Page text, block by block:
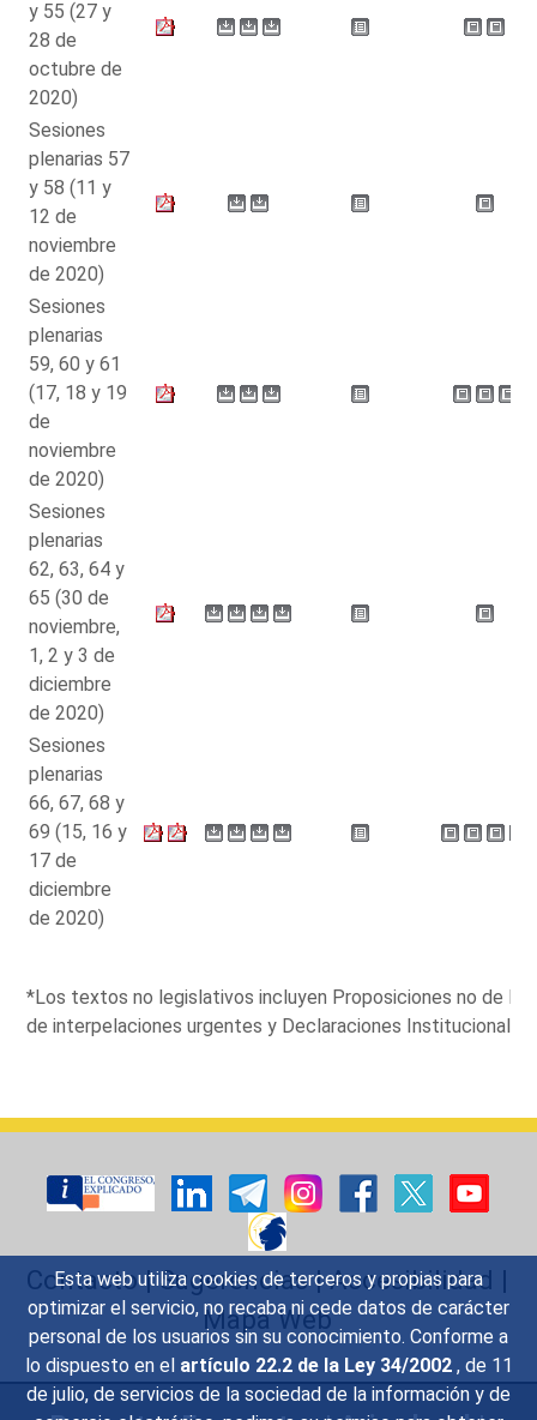
Esta web utiliza cookies de terceros y propias para
optimizar el servicio, no recaba ni cede datos de carácter
personal de los usuarios sin su conocimiento. Conforme a
lo dispuesto en el artículo 22.2 de la Ley 34/2002 , de 11
de julio, de servicios de la sociedad de la información y de
y 55 (27 y
28 de
octubre de
2020)
Sesiones
plenarias 57
y 58 (11 y
12 de
noviembre
de 2020)
Sesiones
plenarias
59, 60 y 61
(17, 18 y 19
de
noviembre
de 2020)
Sesiones
plenarias
62, 63, 64 y
65 (30 de
noviembre,
1, 2 y 3 de
diciembre
de 2020)
Sesiones
plenarias
66, 67, 68 y
69 (15, 16 y
17 de
diciembre
de 2020)
*Los textos no legislativos incluyen Proposiciones no de
de interpelaciones urgentes y Declaraciones Institucionales.
Contacto|Sugerencias|Accesibilidad |
Mapa Web